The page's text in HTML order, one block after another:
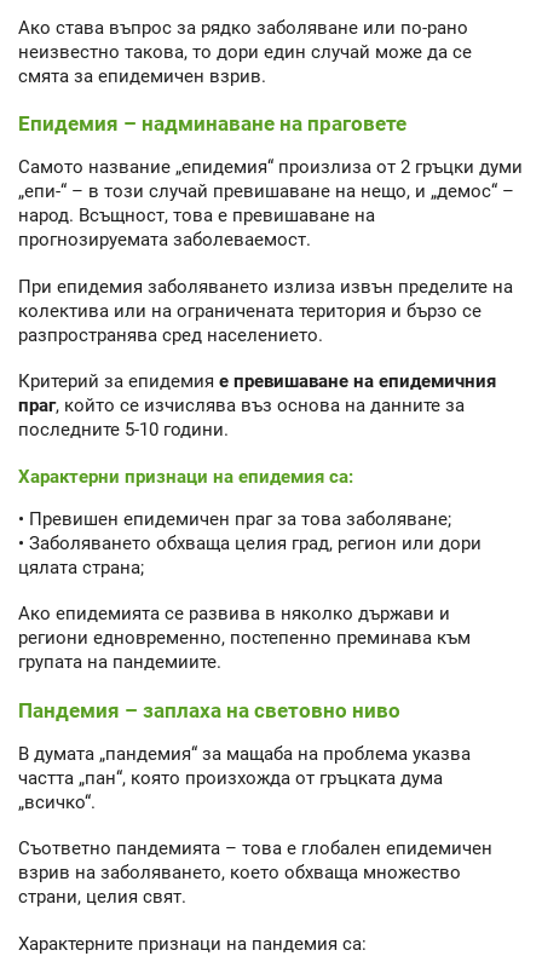
Ако става въпрос за рядко заболяване или по-рано
неизвестно такова, то дори един случай може да се
смята за епидемичен взрив.
Епидемия – надминаване на праговете
Самото название „епидемия“ произлиза от 2 гръцки думи
„епи-“ – в този случай превишаване на нещо, и „демос“ –
народ. Всъщност, това е превишаване на
прогнозируемата заболеваемост.
При епидемия заболяването излиза извън пределите на
колектива или на ограничената територия и бързо се
разпространява сред населението.
Критерий за епидемия е превишаване на епидемичния
праг, който се изчислява въз основа на данните за
последните 5-10 години.
Характерни признаци на епидемия са:
• Превишен епидемичен праг за това заболяване;
• Заболяването обхваща целия град, регион или дори
цялата страна;
Ако епидемията се развива в няколко държави и
региони едновременно, постепенно преминава към
групата на пандемиите.
Пандемия – заплаха на световно ниво
В думата „пандемия“ за мащаба на проблема указва
частта „пан“, която произхожда от гръцката дума
„всичко“.
Съответно пандемията – това е глобален епидемичен
взрив на заболяването, което обхваща множество
страни, целия свят.
Характерните признаци на пандемия са: